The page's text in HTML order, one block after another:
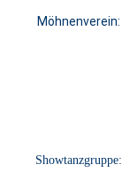
Möhnenverein:
Showtanzgruppe: